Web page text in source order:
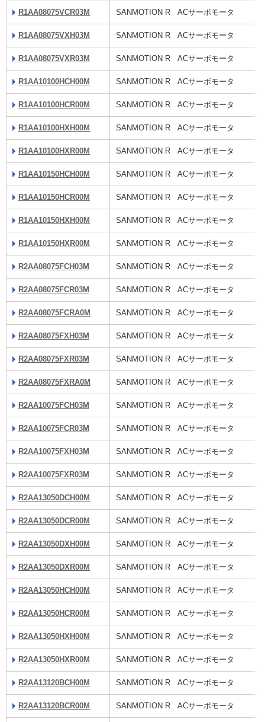
R1AA08075VCR03M SANMOTION R ACサーボモータ
R1AA08075VXH03M SANMOTION R ACサーボモータ
R1AA08075VXR03M SANMOTION R ACサーボモータ
R1AA10100HCH00M SANMOTION R ACサーボモータ
R1AA10100HCR00M SANMOTION R ACサーボモータ
R1AA10100HXH00M SANMOTION R ACサーボモータ
R1AA10100HXR00M SANMOTION R ACサーボモータ
R1AA10150HCH00M SANMOTION R ACサーボモータ
R1AA10150HCR00M SANMOTION R ACサーボモータ
R1AA10150HXH00M SANMOTION R ACサーボモータ
R1AA10150HXR00M SANMOTION R ACサーボモータ
R2AA08075FCH03M SANMOTION R ACサーボモータ
R2AA08075FCR03M SANMOTION R ACサーボモータ
R2AA08075FCRA0M SANMOTION R ACサーボモータ
R2AA08075FXH03M SANMOTION R ACサーボモータ
R2AA08075FXR03M SANMOTION R ACサーボモータ
R2AA08075FXRA0M SANMOTION R ACサーボモータ
R2AA10075FCH03M SANMOTION R ACサーボモータ
R2AA10075FCR03M SANMOTION R ACサーボモータ
R2AA10075FXH03M SANMOTION R ACサーボモータ
R2AA10075FXR03M SANMOTION R ACサーボモータ
R2AA13050DCH00M SANMOTION R ACサーボモータ
R2AA13050DCR00M SANMOTION R ACサーボモータ
R2AA13050DXH00M SANMOTION R ACサーボモータ
R2AA13050DXR00M SANMOTION R ACサーボモータ
R2AA13050HCH00M SANMOTION R ACサーボモータ
R2AA13050HCR00M SANMOTION R ACサーボモータ
R2AA13050HXH00M SANMOTION R ACサーボモータ
R2AA13050HXR00M SANMOTION R ACサーボモータ
R2AA13120BCH00M SANMOTION R ACサーボモータ
R2AA13120BCR00M SANMOTION R ACサーボモータ